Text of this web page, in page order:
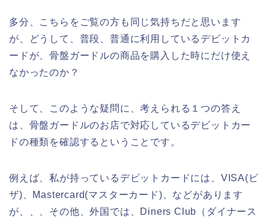
多分、こちらをご覧の方も同じ気持ちだと思います
が、どうして、普段、普通に利用しているデビットカ
ードが、骨盤ガードルの商品を購入した時にだけ使え
なかったのか？
そして、このような疑問に、考えられる１つの答え
は、骨盤ガードルのお店で対応しているデビットカー
ドの種類を確認するということです。
例えば、私が持っているデビットカードには、VISA(ビ
ザ)、Mastercard(マスターカード)、などがあります
が、、、その他、外国では、Diners Club（ダイナース